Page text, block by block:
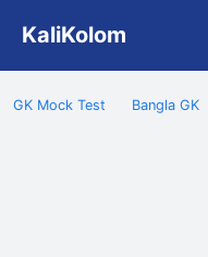
content
KaliKolom
GK Mock Test Bangla GK